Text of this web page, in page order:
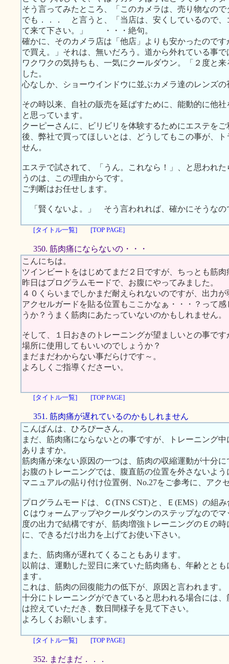
そう言ってみたところ、「このカメラは、売り物なので
でも．．． と言うと、「当店は、安くしているので
て来て下さい。」 ・・・絶句。
確かに、そのカメラ店は「他店」よりも安かったので
で買え。」それは、無いだろう。道から外れている事で
ワクワクの気持ちも、一気にクールダウン。「２度と
した。
心なしか、ショーウインドウに並ぶカメラ達のレンズ
その時以来、自社の販売を延ばすために、能動的に他
と思っています。
クーピーさんに、ビリビリを体験するためにエステを
後、弊社で買ってほしいとは、どうしてもこの事が、
せん。
エステで試されて、「うん。これなら！」、と思われ
うのは、この理由からです。
ご判断はお任せします。
「賢くないよ。」 そう言われれば、確かにそうなの
[タイトル一覧] [TOP PAGE]
350. 筋肉痛にならないの・・・
こんにちは。
ツインビートをはじめてまだ２日ですが、ちっとも筋
昨日はプログラムモードで、お腹にやってみました。
４０くらいまでしかまだ耐えられないのですが、出力
アクセルガードを貼る位置もここかなぁ・・・？って
うか？うまく筋肉にあたっていないのかもしれません。
そして、１日おきのトレーニングが望ましいとの事で
場所に使用してもいいのでしょうか？
まだまだわからない事だらけです～。
よろしくご指導くださーい。
[タイトル一覧] [TOP PAGE]
351. 筋肉痛が遅れているのかもしれません
こんばんは、ひろぴーさん。
まだ、筋肉痛にならないとの事ですが、トレーニング
ありますか。
筋肉痛が来ない原因の一つは、筋肉の収縮運動が十分
お腹のトレーニングでは、腹直筋の位置を外さないよ
マニュアルの貼り付け位置例、No.27をご参考に、アク
プログラムモードは、Ｃ(TNS CST)と、Ｅ(EMS）の組
Ｃはウォームアップやクールダウンのステップなので
度の出力で結構ですが、筋肉増強トレーニングのＥの
に、できるだけ出力を上げてお使い下さい。
また、筋肉痛が遅れてくることもあります。
以前は、運動した翌日に来ていた筋肉痛も、年齢とと
ます。
これは、筋肉の回復能力の低下が、原因と言われます。
十分にトレーニングができていると思われる場合には
は控えていただき、数日間様子を見て下さい。
よろしくお願いします。
[タイトル一覧] [TOP PAGE]
352. まだまだ．．．